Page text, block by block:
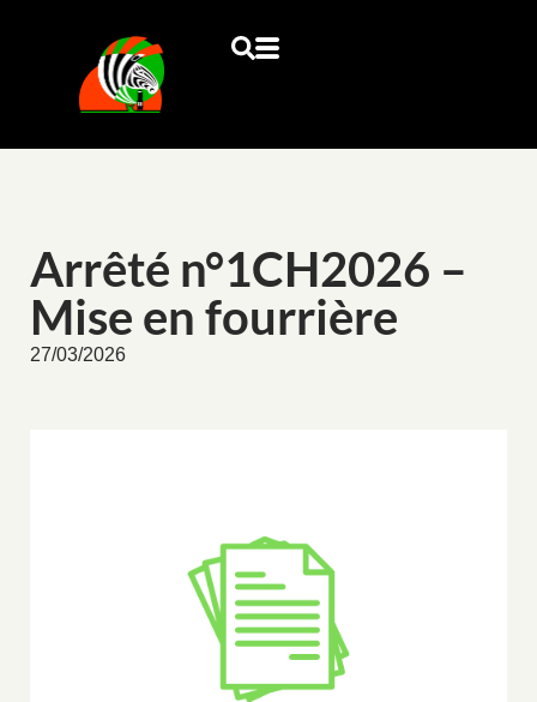
Arrêté n°1CH2026 –
Mise en fourrière
27/03/2026